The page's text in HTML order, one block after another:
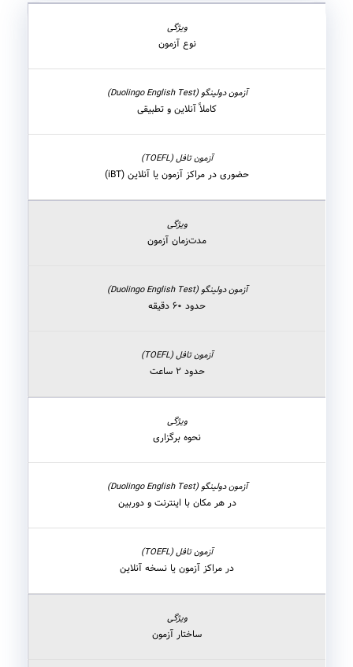
نوع آزمون
کاملاً آنلاین و تطبیقی
حضوری در مراکز آزمون یا آنلاین (iBT)
مدت‌زمان آزمون
حدود ۶۰ دقیقه
حدود ۲ ساعت
نحوه برگزاری
در هر مکان با اینترنت و دوربین
در مراکز آزمون یا نسخه آنلاین
ساختار آزمون